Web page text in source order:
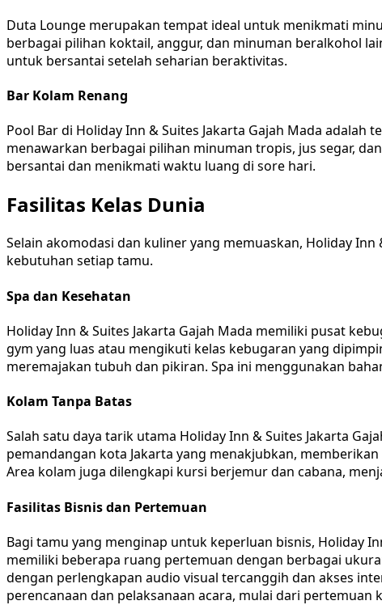
Duta Lounge merupakan tempat ideal untuk menikmati
berbagai pilihan koktail, anggur, dan minuman beralkohol
untuk bersantai setelah seharian beraktivitas.
Bar Kolam Renang
Pool Bar di Holiday Inn & Suites Jakarta Gajah Mada
menawarkan berbagai pilihan minuman tropis, jus segar,
bersantai dan menikmati waktu luang di sore hari.
Fasilitas Kelas Dunia
Selain akomodasi dan kuliner yang memuaskan, Holiday
kebutuhan setiap tamu.
Spa dan Kesehatan
Holiday Inn & Suites Jakarta Gajah Mada memiliki pusat
gym yang luas atau mengikuti kelas kebugaran yang
meremajakan tubuh dan pikiran. Spa ini menggunakan
Kolam Tanpa Batas
Salah satu daya tarik utama Holiday Inn & Suites Jakarta
pemandangan kota Jakarta yang menakjubkan,
Area kolam juga dilengkapi kursi berjemur dan cabana,
Fasilitas Bisnis dan Pertemuan
Bagi tamu yang menginap untuk keperluan bisnis, Holiday
memiliki beberapa ruang pertemuan dengan berbagai
dengan perlengkapan audio visual tercanggih dan akses
perencanaan dan pelaksanaan acara, mulai dari pertemuan